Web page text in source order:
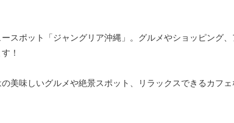
スポット「ジャングリア沖縄」。グルメやショッピング
！
美味しいグルメや絶景スポット、リラックスできるカフ